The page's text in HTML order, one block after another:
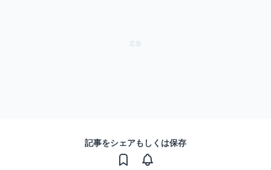
記事をシェアもしくは保存